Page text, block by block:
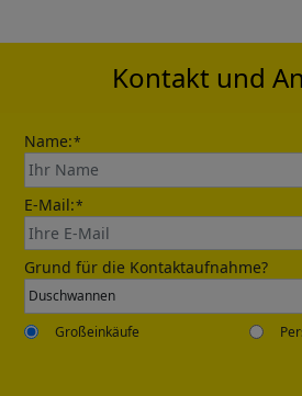
Send
Kontakt und
Name:*
E-Mail:*
Grund für die Kontaktaufnahme?
Großeinkäufe